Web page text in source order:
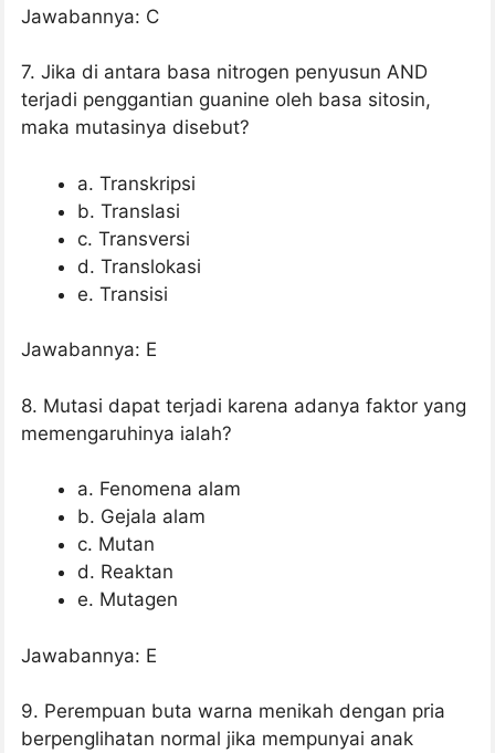
Jawabannya: C
7. Jika di antara basa nitrogen penyusun AND
terjadi penggantian guanine oleh basa sitosin,
maka mutasinya disebut?
a. Transkripsi
b. Translasi
c. Transversi
d. Translokasi
e. Transisi
Jawabannya: E
8. Mutasi dapat terjadi karena adanya faktor yang
memengaruhinya ialah?
a. Fenomena alam
b. Gejala alam
c. Mutan
d. Reaktan
e. Mutagen
Jawabannya: E
9. Perempuan buta warna menikah dengan pria
berpenglihatan normal jika mempunyai anak